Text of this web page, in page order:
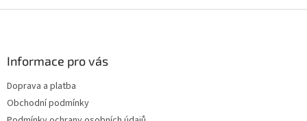
Informace pro vás
Doprava a platba
Obchodní podmínky